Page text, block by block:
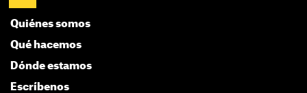
Quiénes somos
Qué hacemos
Dónde estamos
Escríbenos